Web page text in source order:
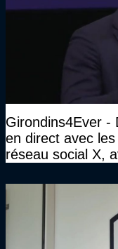
Girondins4Ever -
en direct avec
réseau social X,